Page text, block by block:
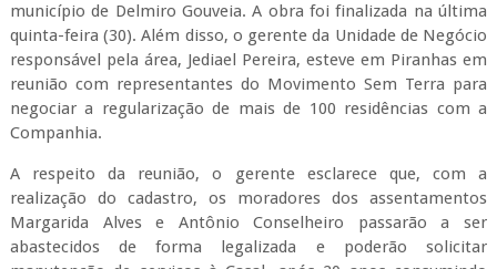
município de Delmiro Gouveia. A obra foi finalizada na última
quinta-feira (30). Além disso, o gerente da Unidade de Negócio
responsável pela área, Jediael Pereira, esteve em Piranhas em
reunião com representantes do Movimento Sem Terra para
negociar a regularização de mais de 100 residências com a
Companhia.
A respeito da reunião, o gerente esclarece que, com a
realização do cadastro, os moradores dos assentamentos
Margarida Alves e Antônio Conselheiro passarão a ser
abastecidos de forma legalizada e poderão solicitar